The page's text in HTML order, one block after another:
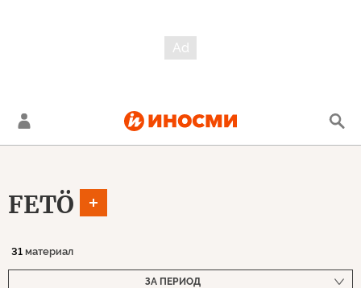
FETÖ
31 материал
ЗА ПЕРИОД